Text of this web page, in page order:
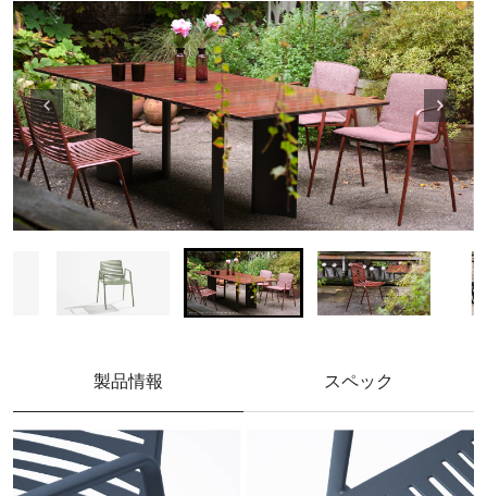
製品情報 スペック